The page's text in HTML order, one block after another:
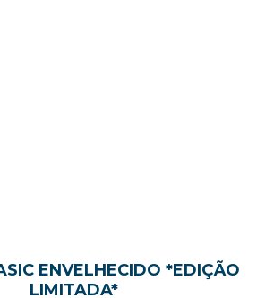
ENVELHECIDO *EDIÇÃO
LIMITADA*